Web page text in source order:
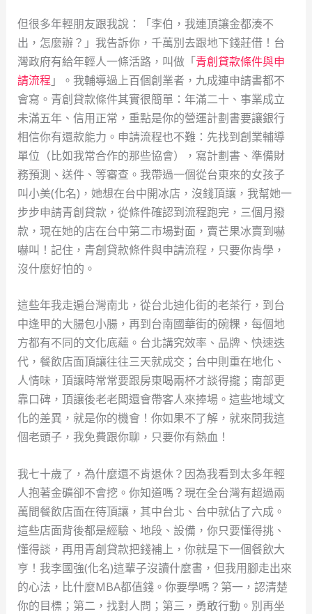
但很多年輕朋友跟我說：「李伯，我連頂讓金都湊不
出，怎麼辦？」我告訴你，千萬別去跟地下錢莊借！台
灣政府有給年輕人一條活路，叫做「青創貸款條件與申
請流程 」。我輔導過上百個創業者，九成連申請書都不
會寫。青創貸款條件其實很簡單：年滿二十、事業成立
未滿五年、信用正常，重點是你的營運計劃書要讓銀行
相信你有還款能力。申請流程也不難：先找到創業輔導
單位（比如我常合作的那些協會），寫計劃書、準備財
務預測、送件、等審查。我帶過一個從台東來的女孩子
叫小美(化名)，她想在台中開冰店，沒錢頂讓，我幫她一
步步申請青創貸款，從條件確認到流程跑完，三個月撥
款，現在她的店在台中第二市場對面，賣芒果冰賣到嚇
嚇叫！記住，青創貸款條件與申請流程，只要你肯學，
沒什麼好怕的。
這些年我走遍台灣南北，從台北迪化街的老茶行，到台
中逢甲的大腸包小腸，再到台南國華街的碗粿，每個地
方都有不同的文化底蘊。台北講究效率、品牌、快速迭
代，餐飲店面頂讓往往三天就成交；台中則重在地化、
人情味，頂讓時常常要跟房東喝兩杯才談得攏；南部更
靠口碑，頂讓後老老闆還會帶客人來捧場。這些地域文
化的差異，就是你的機會！你如果不了解，就來問我這
個老頭子，我免費跟你聊，只要你有熱血！
我七十歲了，為什麼還不肯退休？因為我看到太多年輕
人抱著金礦卻不會挖。你知道嗎？現在全台灣有超過兩
萬間餐飲店面在待頂讓，其中台北、台中就佔了六成。
這些店面背後都是經驗、地段、設備，你只要懂得挑、
懂得談，再用青創貸款把錢補上，你就是下一個餐飲大
亨！我李國強(化名)這輩子沒讀什麼書，但我用腳走出來
的心法，比什麼MBA都值錢。你要學嗎？第一，認清楚
你的目標；第二，找對人問；第三，勇敢行動。別再坐